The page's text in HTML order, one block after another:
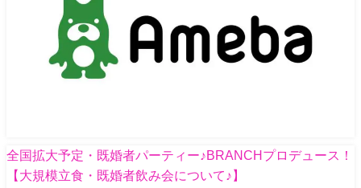
全国拡大予定・既婚者パーティー♪BRANCHプロデュース！
【大規模立食・既婚者飲み会について♪】